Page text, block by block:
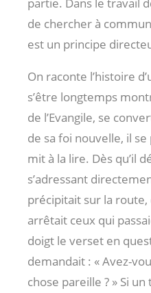
de chercher à
est un principe
On raconte l’histoire
s’être longtemps
de l’Evangile, se
de sa foi nouvelle, il
mit à la lire. Dès qu’il
s’adressant
précipitait sur la
arrêtait ceux qui
doigt le verset en
demandait : « Avez-
chose pareille ? » Si